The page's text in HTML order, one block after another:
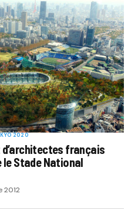
2020
d’architectes français
Stade National
2012